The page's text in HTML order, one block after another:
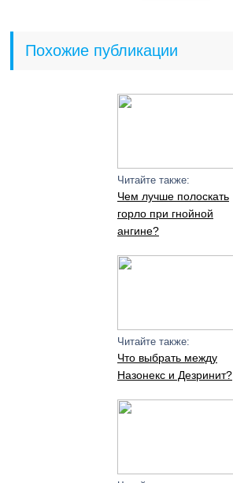
Похожие публикации
Читайте также:
Чем лучше полоскать
горло при гнойной
ангине?
Читайте также:
Что выбрать между
Назонекс и Дезринит?